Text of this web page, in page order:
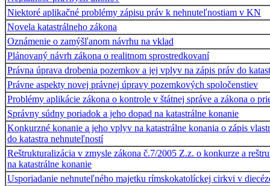
Niektoré aplikačné problémy zápisu práv k nehnuteľnostiam v KN
Novela katastrálneho zákona
Oznámenie o zamýšľanom návrhu na vklad
Plánovaný návrh zákona o realitnom sprostredkovaní
Právna úprava drobenia pozemkov a jej vplyv na zápis práv do
Právne aspekty novej právnej úpravy pozemkových spoločenstiev
Problémy aplikácie zákona o kontrole v štátnej správe a zákona o
Správny súdny poriadok a jeho dopad na katastrálne konanie
Konkurzné konanie a jeho vplyv na katastrálne konania o zápis
do katastra nehnuteľností
Reštrukturalizácia v zmysle zákona č.7/2005 Z.z. o konkurze a
na katastrálne konanie
Usporiadanie nehnuteľného majetku rímskokatolíckej cirkvi v